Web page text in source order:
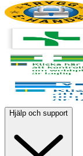
Hjälp och support